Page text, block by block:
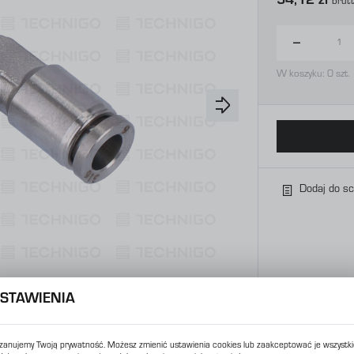
W koszyku:0 szt.
Dodaj do
Twoją prywatność. Możesz zmienić ustawienia cookies lub zaakceptować je